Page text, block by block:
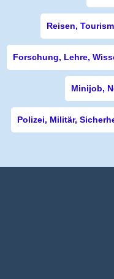
Reisen,
Forschung, Lehre,
Minijob,
Polizei, Militär,